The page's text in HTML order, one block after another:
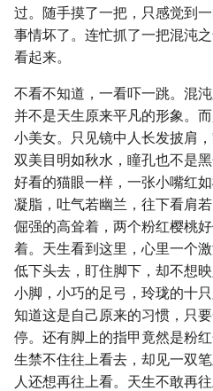
过。随手摸了一把，只感觉到
事情坏了。连忙抓了一把混沌
看起来。
不看不知道，一看吓一跳。混
并不是天生原来平凡的形象。
小美女。只见镜中人长发披肩
双美目明如秋水，瞳孔也不是
好看的猫眼一样，一张小嘴红
凝脂，吐气若幽兰，往下看肩
倔强的高耸着，两个粉红樱桃
着。天生看到这里，心里一个
低下头去，盯住脚下，却不想
小脚，小巧的足弓，玲珑的十
知道这是自己原来的习惯，只
停。还有脚上的指甲竟然是粉
生禁不住往上看去，却见一双
人还想再往上看。天生不敢再